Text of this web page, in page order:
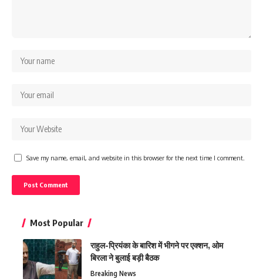
Save my name, email, and website in this browser for the next time I comment.
Most Popular
राहुल-प्रियंका के बारिश में भीगने पर एक्शन, ओम
बिरला ने बुलाई बड़ी बैठक
Breaking News